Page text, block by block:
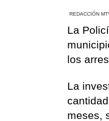
REDACCIÓN
La
los
La
meses,